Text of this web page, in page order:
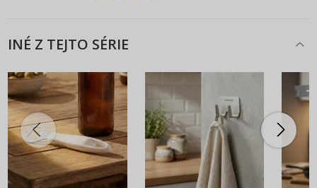
INÉ Z TEJTO SÉRIE